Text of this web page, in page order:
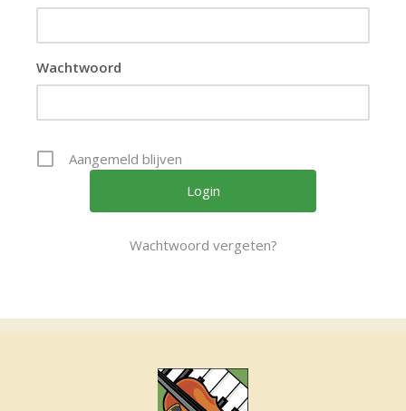
Wachtwoord
Aangemeld blijven
Wachtwoord vergeten?